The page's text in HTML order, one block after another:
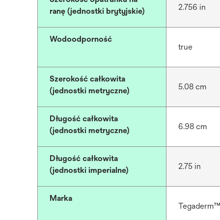
ranę (jednostki brytyjskie)
2.756 in
Wodoodporność
true
Szerokość całkowita
(jednostki metryczne)
5.08 cm
Długość całkowita
(jednostki metryczne)
6.98 cm
Długość całkowita
(jednostki imperialne)
2.75 in
Marka
Tegaderm™